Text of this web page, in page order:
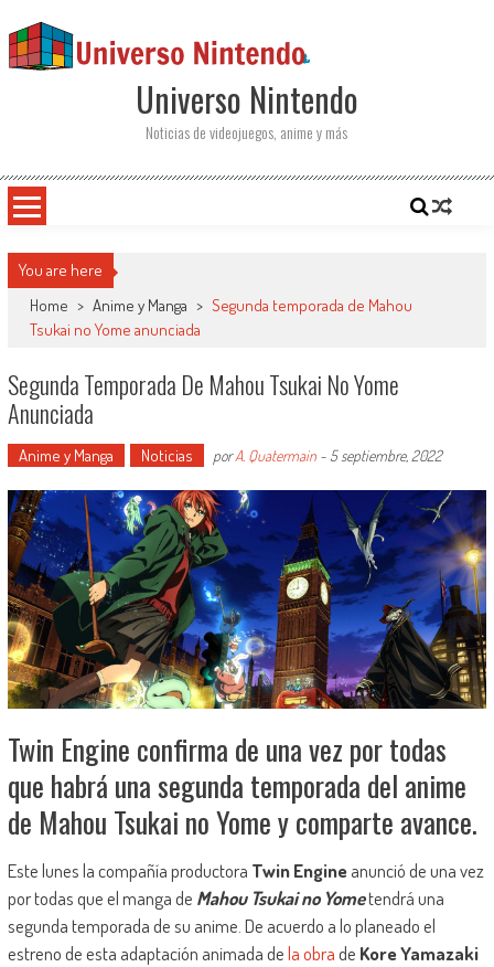
Universo Nintendo
Noticias de videojuegos, anime y más
You are here
Home > Anime y Manga > Segunda temporada de Mahou
Tsukai no Yome anunciada
Segunda Temporada De Mahou Tsukai No Yome
Anunciada
Anime y Manga Noticias porA. Quatermain- 5 septiembre, 2022
Twin Engine confirma de una vez por todas
que habrá una segunda temporada del anime
de Mahou Tsukai no Yome y comparte avance.
Este lunes la compañía productora Twin Engineanunció de una vez
por todas que el manga de Mahou Tsukai no Yometendrá una
segunda temporada de su anime. De acuerdo a lo planeado el
estreno de esta adaptación animada dela obrade Kore Yamazaki